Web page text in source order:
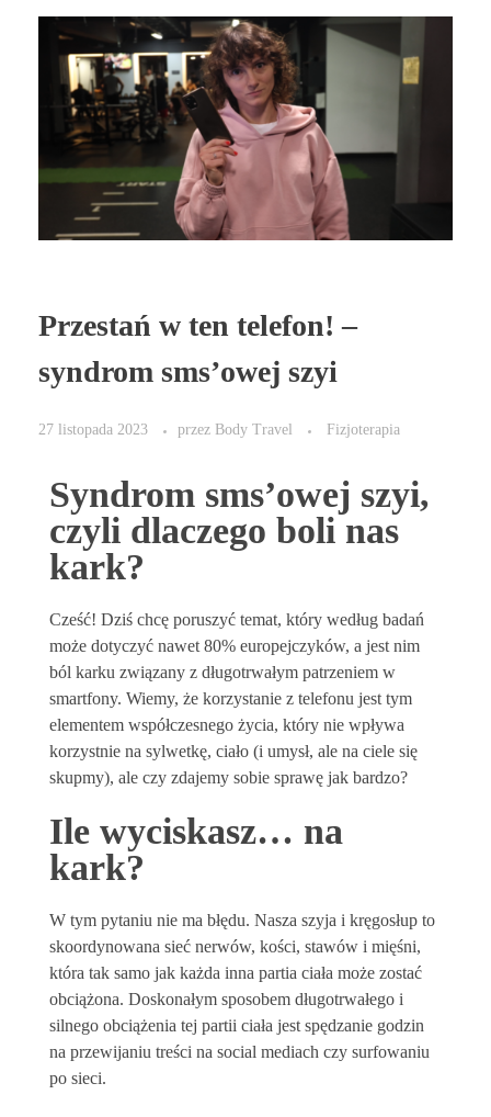
Przestań w ten telefon! –
syndrom sms’owej szyi
27 listopada 2023 przez Body Travel Fizjoterapia
Syndrom sms’owej szyi,
czyli dlaczego boli nas
kark?
Cześć! Dziś chcę poruszyć temat, który według badań
może dotyczyć nawet 80% europejczyków, a jest nim
ból karku związany z długotrwałym patrzeniem w
smartfony. Wiemy, że korzystanie z telefonu jest tym
elementem współczesnego życia, który nie wpływa
korzystnie na sylwetkę, ciało (i umysł, ale na ciele się
skupmy), ale czy zdajemy sobie sprawę jak bardzo?
Ile wyciskasz… na
kark?
W tym pytaniu nie ma błędu. Nasza szyja i kręgosłup to
skoordynowana sieć nerwów, kości, stawów i mięśni,
która tak samo jak każda inna partia ciała może zostać
obciążona. Doskonałym sposobem długotrwałego i
silnego obciążenia tej partii ciała jest spędzanie godzin
na przewijaniu treści na social mediach czy surfowaniu
po sieci.